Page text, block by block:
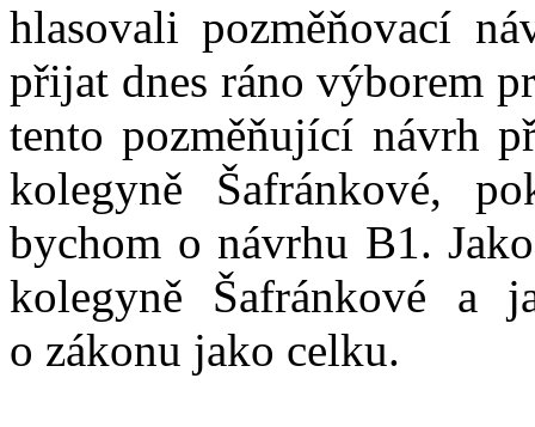
hlasovali pozměňovací
přijat dnes ráno výborem
tento pozměňující návrh
kolegyně Šafránkové,
bychom o návrhu B1.
kolegyně Šafránkové a
o zákonu jako celku.